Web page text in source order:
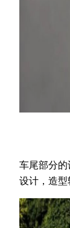
车尾部分
设计，造型